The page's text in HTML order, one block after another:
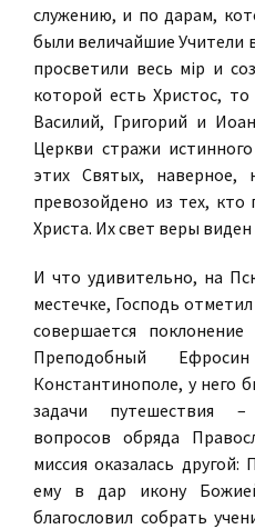
служению, и по дарам,
были величайшие Учители
просветили весь мiр и
которой есть Христос,
Василий, Григорий и
Церкви стражи
этих Святых, наверное,
превозойдено из тех, кто
Христа. Их свет веры
И что удивительно, на
местечке, Господь
совершается
Преподобный
Константинополе, у него
задачи путешествия
вопросов обряда
миссия оказалась
ему в дар икону
благословил собрать